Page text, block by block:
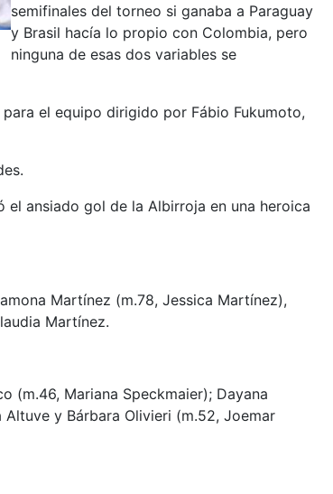
semifinales del torneo si ganaba a Paraguay
y Brasil hacía lo propio con Colombia, pero
ninguna de esas dos variables se
el equipo dirigido por Fábio Fukumoto,
ansiado gol de la Albirroja en una heroica
Martínez (m.78, Jessica Martínez),
Martínez.
(m.46, Mariana Speckmaier); Dayana
Altuve y Bárbara Olivieri (m.52, Joemar